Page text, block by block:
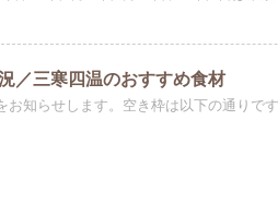
／三寒四温のおすすめ食材
お知らせします。空き枠は以下の通りで